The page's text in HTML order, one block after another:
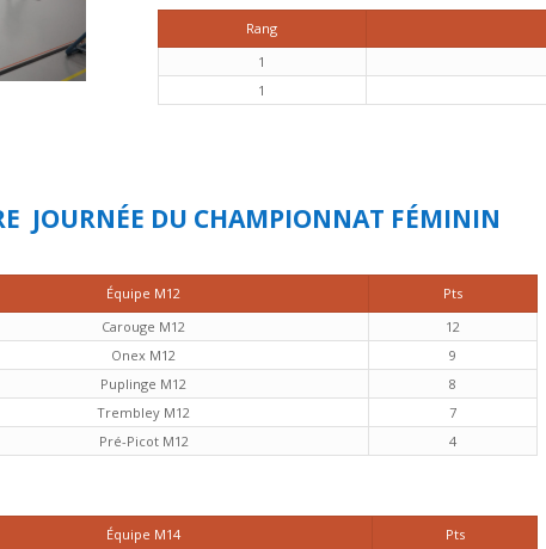
Rang
1
1
JOURNÉE DU CHAMPIONNAT FÉMININ
Équipe M12
Pts
Carouge M12
12
Onex M12
9
Puplinge M12
8
Trembley M12
7
Pré-Picot M12 4
Équipe M14
Pts